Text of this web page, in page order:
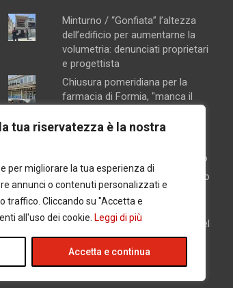
tua riservatezza è la nostra
per migliorare la tua esperienza di
annunci o contenuti personalizzati e
traffico. Cliccando su "Accetta e
all'uso dei cookie. Leggi di più
Accetta e continua
Minturno / “Gonfiata” l’altezza
dell’edificio per aumentarne la
volumetria: denunciati proprietari
e progettista
Chiusura pomeridiana per la
farmacia di Formia, "manca il
Concorsopoli all’Asl di Latina,
dopo la sentenza di primo grado
Schiuma e acqua giallastra lungo
le coste del Lazio: Arpa esclude
contaminazioni batteriche
Latina / Piano del fabbisogno del
personale, ok dalla Giunta: in
arrivo 30 nuove assunzioni e 17
progressioni verticali